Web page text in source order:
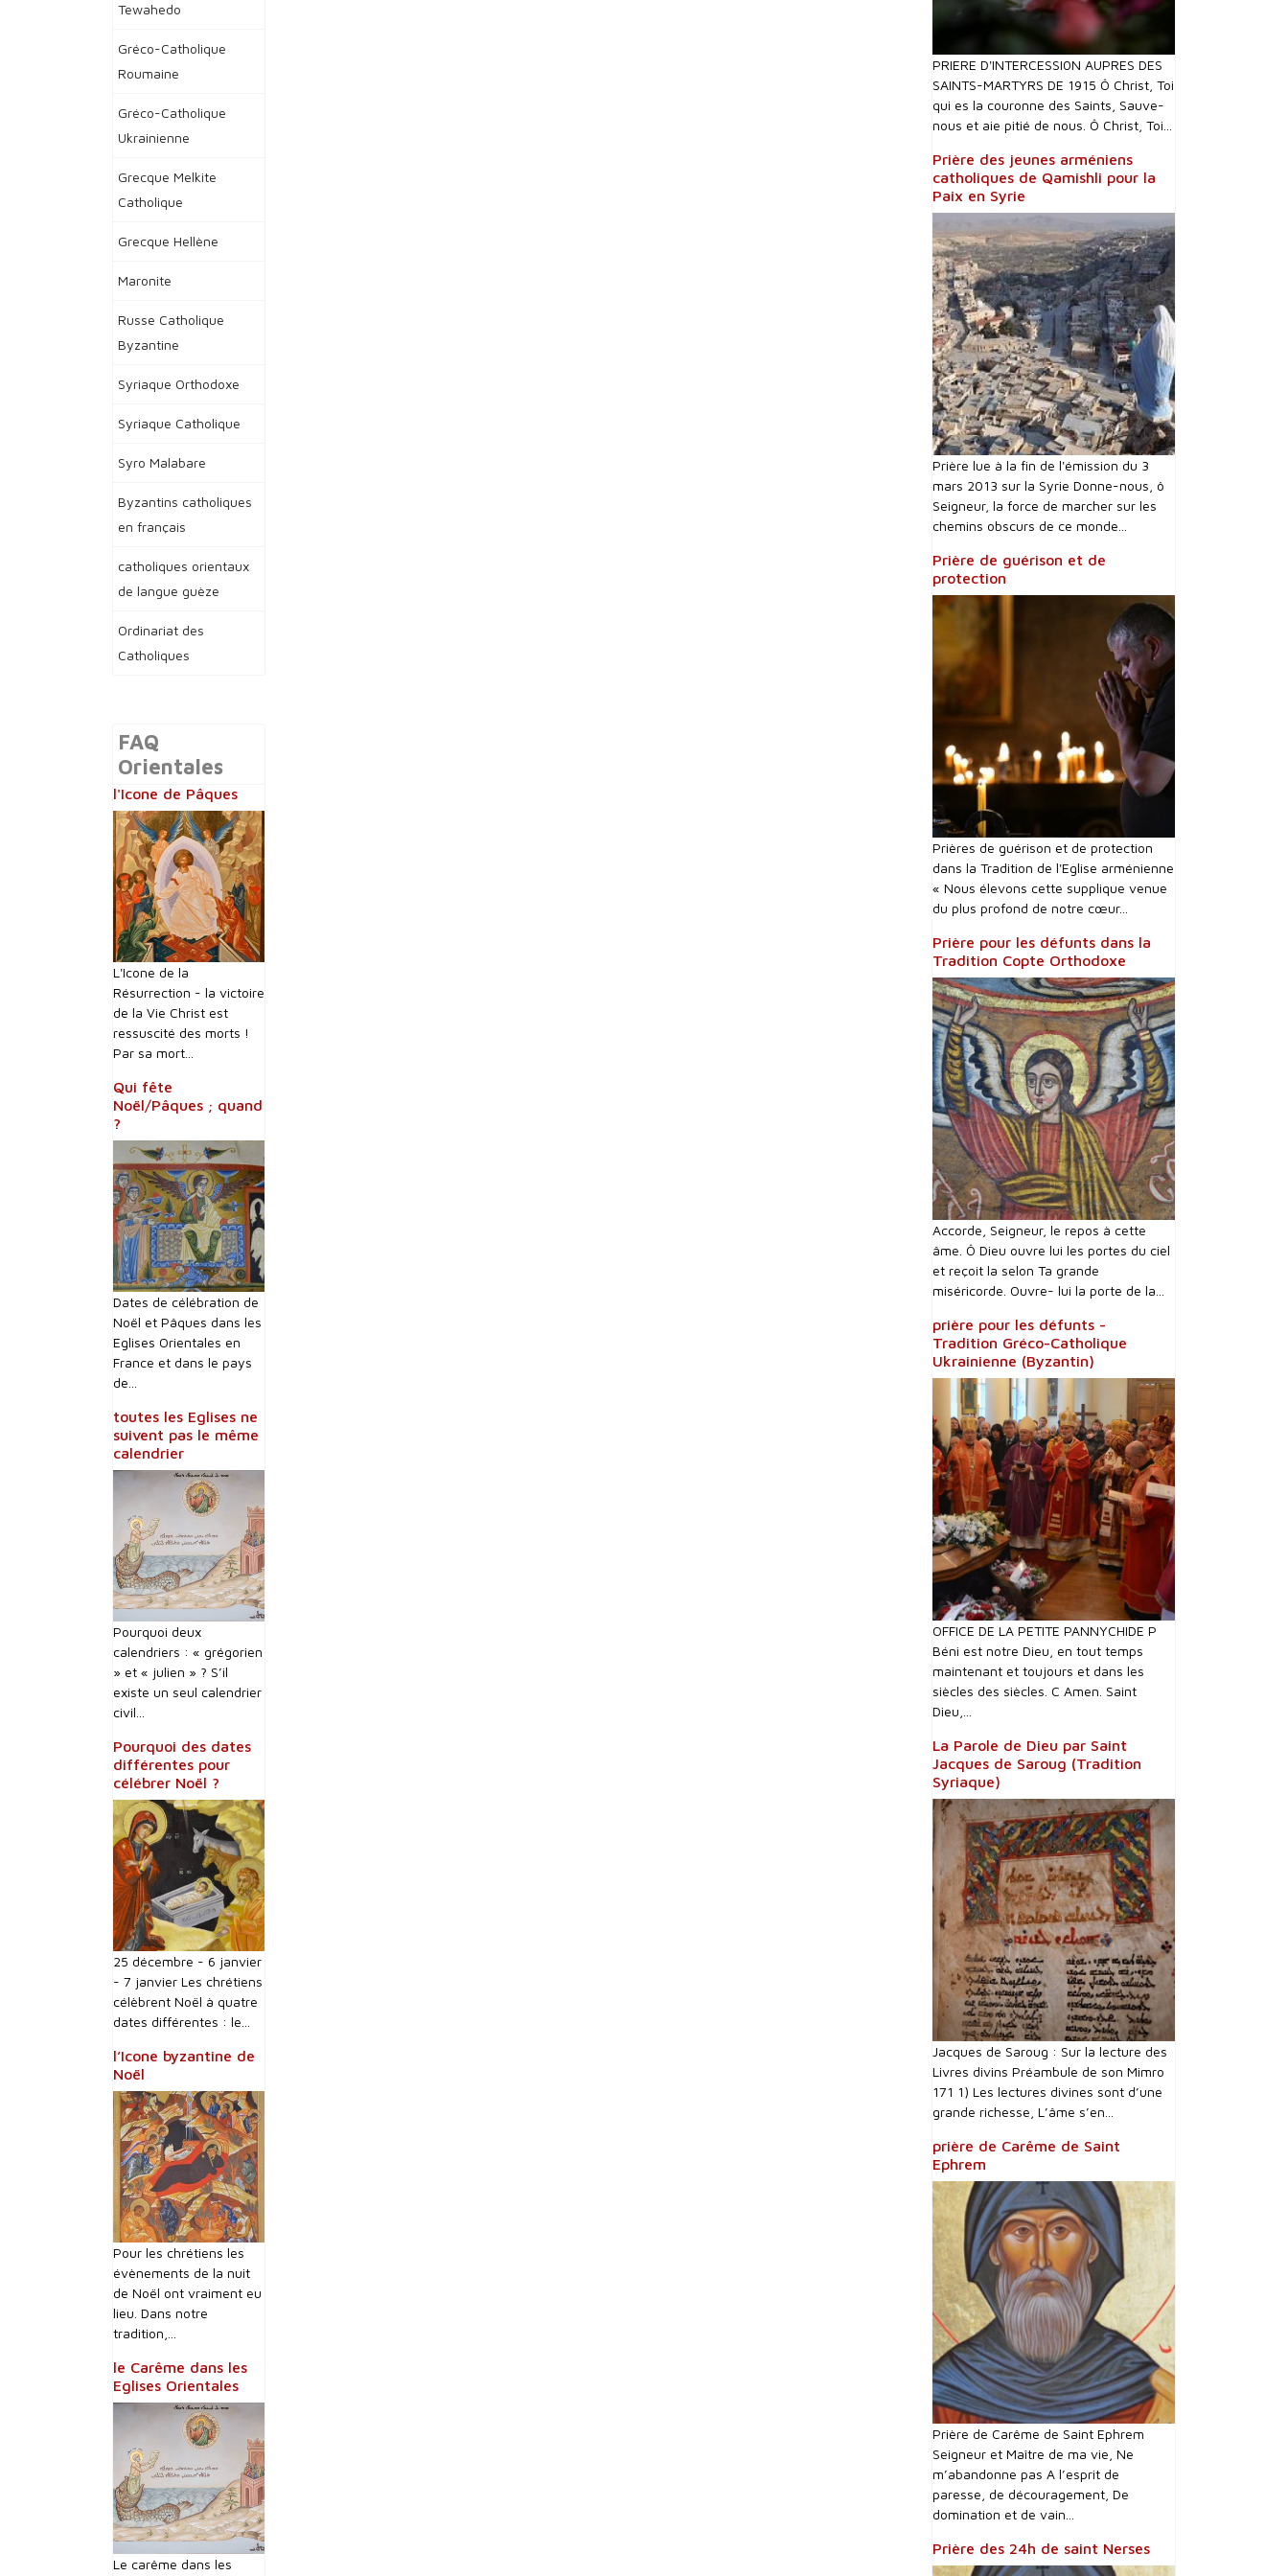
Tewahedo
Gréco-Catholique
Roumaine
Gréco-Catholique
Ukrainienne
Grecque Melkite
Catholique
Grecque Hellène
Maronite
Russe Catholique
Byzantine
Syriaque Orthodoxe
Syriaque Catholique
Syro Malabare
Byzantins catholiques
en français
catholiques orientaux
de langue guèze
Ordinariat des
Catholiques
FAQ
Orientales
l'Icone de Pâques
L'Icone de la
Résurrection - la victoire
de la Vie Christ est
ressuscité des morts !
Par sa mort...
Qui fête
Noël/Pâques ; quand
?
Dates de célébration de
Noël et Pâques dans les
Eglises Orientales en
France et dans le pays
de...
toutes les Eglises ne
suivent pas le même
calendrier
Pourquoi deux
calendriers : « grégorien
» et « julien » ? S’il
existe un seul calendrier
civil...
Pourquoi des dates
différentes pour
célébrer Noël ?
25 décembre - 6 janvier
- 7 janvier Les chrétiens
célèbrent Noël à quatre
dates différentes : le...
l’Icone byzantine de
Noël
Pour les chrétiens les
évènements de la nuit
de Noël ont vraiment eu
lieu. Dans notre
tradition,...
le Carême dans les
Eglises Orientales
Le carême dans les
PRIERE D'INTERCESSI0N AUPRES DES
SAINTS-MARTYRS DE 1915 Ô Christ, Toi
qui es la couronne des Saints, Sauve-
nous et aie pitié de nous. Ô Christ, Toi...
Prière des jeunes arméniens
catholiques de Qamishli pour la
Paix en Syrie
Prière lue à la fin de l'émission du 3
mars 2013 sur la Syrie Donne-nous, ô
Seigneur, la force de marcher sur les
chemins obscurs de ce monde...
Prière de guérison et de
protection
Prières de guérison et de protection
dans la Tradition de l'Eglise arménienne
« Nous élevons cette supplique venue
du plus profond de notre cœur...
Prière pour les défunts dans la
Tradition Copte Orthodoxe
Accorde, Seigneur, le repos à cette
âme. Ô Dieu ouvre lui les portes du ciel
et reçoit la selon Ta grande
miséricorde. Ouvre- lui la porte de la...
prière pour les défunts -
Tradition Gréco-Catholique
Ukrainienne (Byzantin)
OFFICE DE LA PETITE PANNYCHIDE P
Béni est notre Dieu, en tout temps
maintenant et toujours et dans les
siècles des siècles. C Amen. Saint
Dieu,...
La Parole de Dieu par Saint
Jacques de Saroug (Tradition
Syriaque)
Jacques de Saroug : Sur la lecture des
Livres divins Préambule de son Mimro
171 1) Les lectures divines sont d’une
grande richesse, L’âme s’en...
prière de Carême de Saint
Ephrem
Prière de Carême de Saint Ephrem
Seigneur et Maître de ma vie, Ne
m’abandonne pas A l’esprit de
paresse, de découragement, De
domination et de vain...
Prière des 24h de saint Nerses